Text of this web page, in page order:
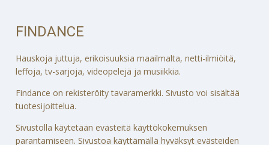
FINDANCE
Hauskoja juttuja, erikoisuuksia maailmalta, netti-ilmiöitä,
leffoja, tv-sarjoja, videopelejä ja musiikkia.
Findance on rekisteröity tavaramerkki. Sivusto voi sisältää
tuotesijoittelua.
Sivustolla käytetään evästeitä käyttökokemuksen
parantamiseen. Sivustoa käyttämällä hyväksyt evästeiden